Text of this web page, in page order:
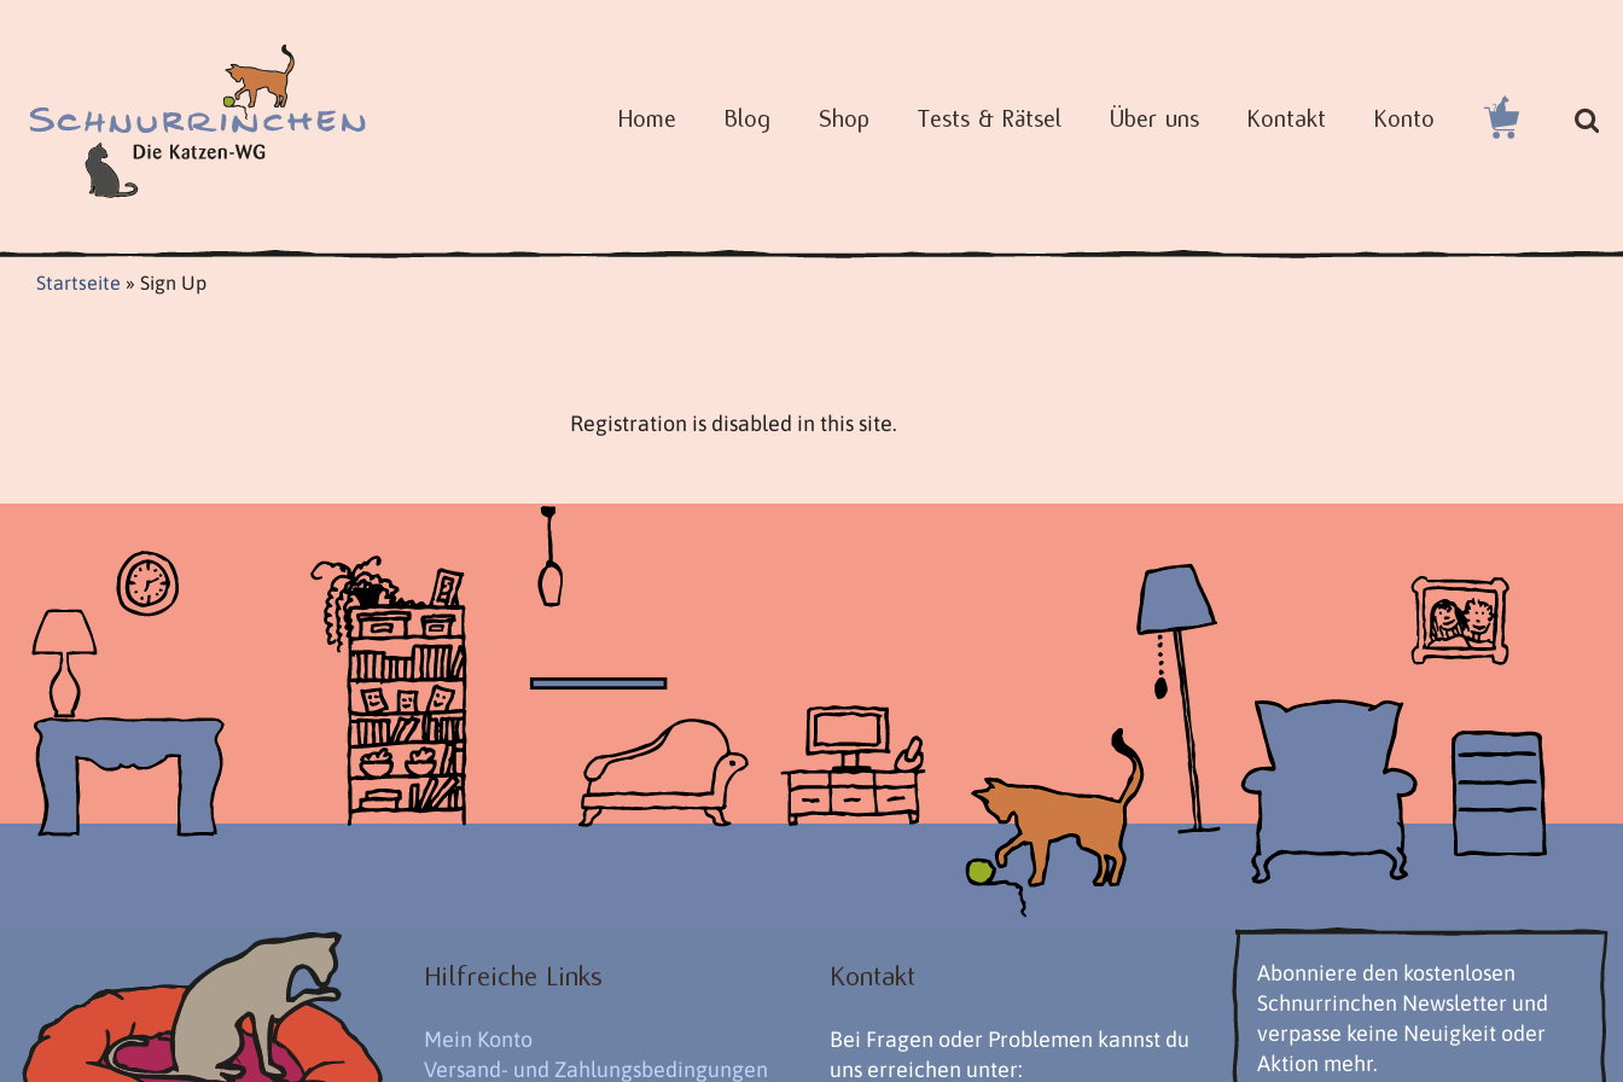
Home Blog Shop Tests & Rätsel Über uns Kontakt Konto
Startseite » Sign Up
Registration is disabled in this site.
Hilfreiche Links
Mein Konto
Versand- und Zahlungsbedingungen
Kontakt
Bei Fragen oder Problemen kannst du
uns erreichen unter:
Abonniere den kostenlosen
Schnurrinchen Newsletter und
verpasse keine Neuigkeit oder
Aktion mehr.